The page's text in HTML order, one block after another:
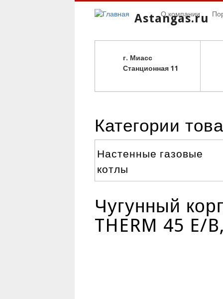
Astangas.ru
г. Миасс
Станционная 11
О компании
Категории
Настенные газовые
котлы
Чугунный
THERM 45 E/